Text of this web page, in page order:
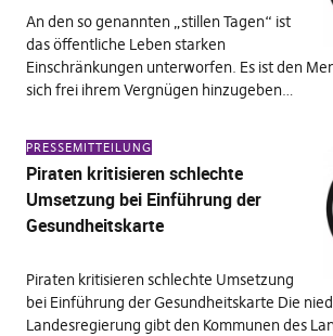
An den so genannten „stillen Tagen“ ist
das öffentliche Leben starken
Einschränkungen unterworfen. Es ist den
sich frei ihrem Vergnügen hinzugeben…
PRESSEMITTEILUNG
Piraten kritisieren schlechte
Umsetzung bei Einführung der
Gesundheitskarte
Piraten kritisieren schlechte Umsetzung
bei Einführung der Gesundheitskarte Die
Landesregierung gibt den Kommunen des